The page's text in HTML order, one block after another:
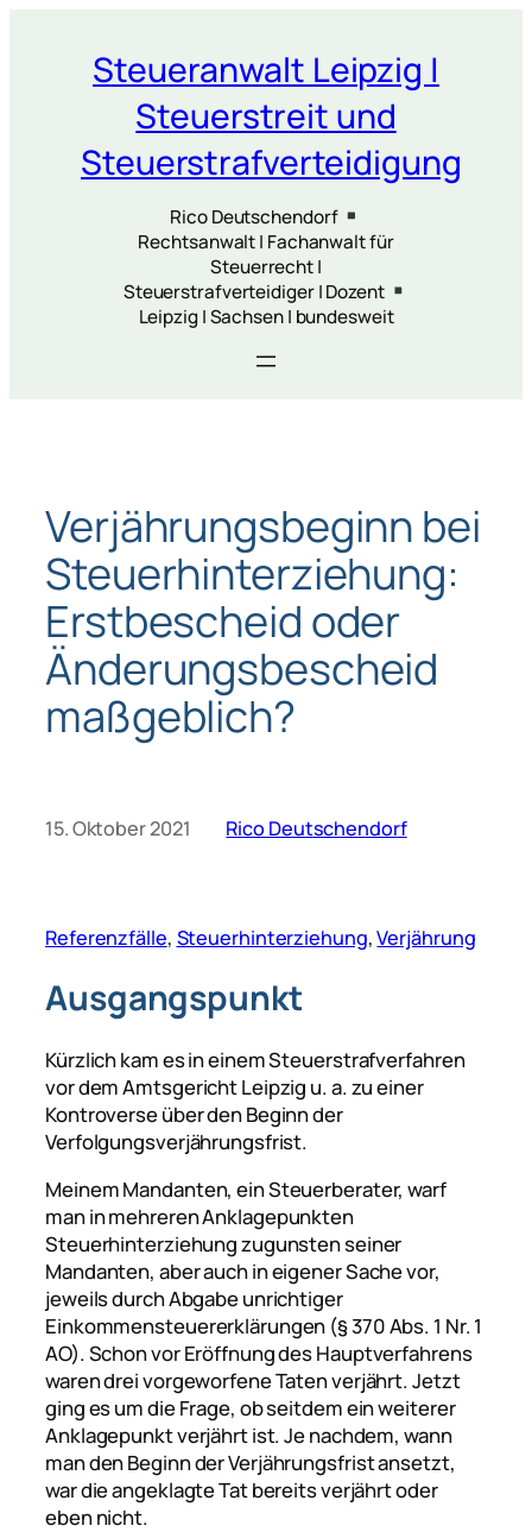
springenSteueranwalt Leipzig |
Steuerstreit und
Steuerstrafverteidigung
Rico Deutschendorf
Rechtsanwalt | Fachanwalt für
Steuerrecht |
Steuerstrafverteidiger | Dozent
Leipzig | Sachsen | bundesweit
Verjährungsbeginn bei
Steuerhinterziehung:
Erstbescheid oder
Änderungsbescheid
maßgeblich?
15. Oktober 2021 Rico Deutschendorf
Referenzfälle, Steuerhinterziehung, Verjährung
Ausgangspunkt
Kürzlich kam es in einem Steuerstrafverfahren
vor dem Amtsgericht Leipzig u. a. zu einer
Kontroverse über den Beginn der
Verfolgungsverjährungsfrist.
Meinem Mandanten, ein Steuerberater, warf
man in mehreren Anklagepunkten
Steuerhinterziehung zugunsten seiner
Mandanten, aber auch in eigener Sache vor,
jeweils durch Abgabe unrichtiger
Einkommensteuererklärungen (§ 370 Abs. 1 Nr. 1
AO). Schon vor Eröffnung des Hauptverfahrens
waren drei vorgeworfene Taten verjährt. Jetzt
ging es um die Frage, ob seitdem ein weiterer
Anklagepunkt verjährt ist. Je nachdem, wann
man den Beginn der Verjährungsfrist ansetzt,
war die angeklagte Tat bereits verjährt oder
eben nicht.